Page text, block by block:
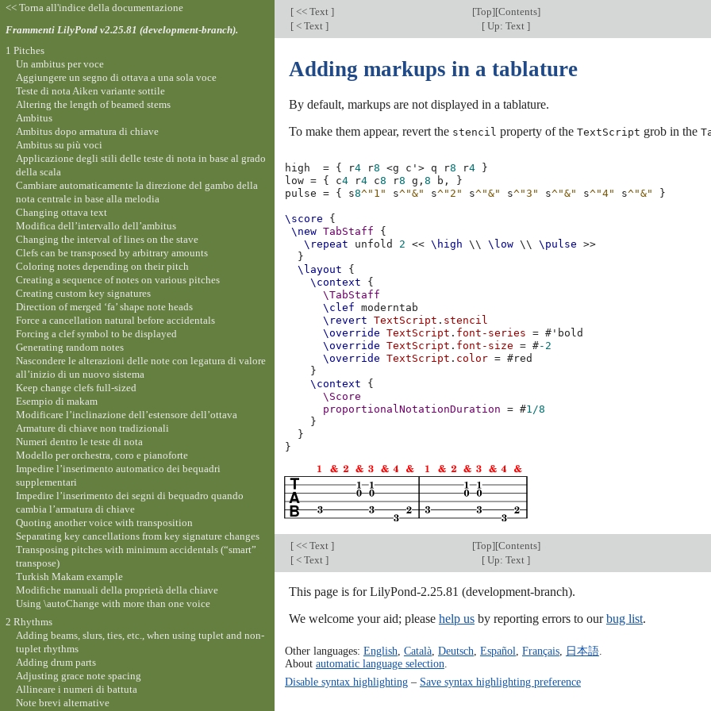
[ << Text ] [Top][Contents]
[ < Text ] [ Up: Text ]
Adding markups in a tablature
By default, markups are not displayed in a tablature.
To make them appear, revert the stencil property of the TextScript grob in the
high = { r4 r8 <g c'> q r8 r4
}
low = { c4 r4 c8 r8 g,8 b,
}
pulse
= { s8^"1" s^"&" s^"2" s^"&" s^"3" s^"&" s^"4" s^"&" }
\score
{
\new TabStaff
{
\repeat
unfold 2 << \high \\ \low \\ \pulse
>>
}
\layout
{
\context
{
\TabStaff
\clef
moderntab
\revert
TextScript . stencil
\override
TextScript . font-series = # 'bold
\override
TextScript . font-size = #-2
\override
TextScript . color = #red
}
\context
{
\Score
proportionalNotationDuration
= #1/8
}
}
}
[ << Text ] [Top][Contents]
[ < Text ] [ Up: Text ]
This page is for LilyPond-2.25.81 (development-branch).
We welcome your aid; please help us by reporting errors to ourbug list.
Other languages: English Català, Deutsch Español Français, 日本語.
About automatic language selection
Disable syntax highlighting– Save syntax highlighting preference
<< Torna all'indice della documentazione
Frammenti LilyPond v2.25.81 (development-branch).
1 Pitches
Un ambitus per voce
Aggiungere un segno di ottava a una sola voce
Teste di nota Aiken variante sottile
Altering the length of beamed stems
Ambitus
Ambitus dopo armatura di chiave
Ambitus su più voci
Applicazione degli stili delle teste di nota in base al grado
della scala
Cambiare automaticamente la direzione del gambo della
nota centrale in base alla melodia
Changing ottava text
Modifica dell’intervallo dell’ambitus
Changing the interval of lines on the stave
Clefs can be transposed by arbitrary amounts
Coloring notes depending on their pitch
Creating a sequence of notes on various pitches
Creating custom key signatures
Direction of merged ‘fa’ shape note heads
Force a cancellation natural before accidentals
Forcing a clef symbol to be displayed
Generating random notes
Nascondere le alterazioni delle note con legatura di valore
all’inizio di un nuovo sistema
Keep change clefs full-sized
Esempio di makam
Modificare l’inclinazione dell’estensore dell’ottava
Armature di chiave non tradizionali
Numeri dentro le teste di nota
Modello per orchestra, coro e pianoforte
Impedire l’inserimento automatico dei bequadri
supplementari
Impedire l’inserimento dei segni di bequadro quando
cambia l’armatura di chiave
Quoting another voice with transposition
Separating key cancellations from key signature changes
Transposing pitches with minimum accidentals (“smart”
transpose)
Turkish Makam example
Modifiche manuali della proprietà della chiave
Using \autoChange with more than one voice
2 Rhythms
Adding beams, slurs, ties, etc., when using tuplet and non-
tuplet rhythms
Adding drum parts
Adjusting grace note spacing
Allineare i numeri di battuta
Note brevi alternative